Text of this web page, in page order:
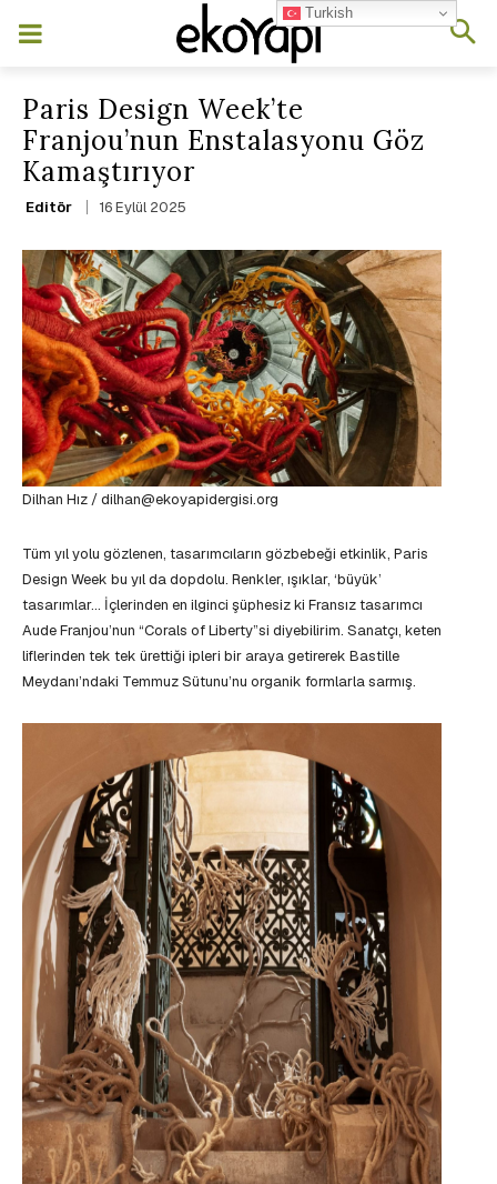
Paris Design Week’te
Franjou’nun Enstalasyonu Göz
Kamaştırıyor
Editör 16 Eylül 2025
Dilhan Hız / dilhan@ekoyapidergisi.org
Tüm yıl yolu gözlenen, tasarımcıların gözbebeği etkinlik, Paris
Design Week bu yıl da dopdolu. Renkler, ışıklar, ‘büyük’
tasarımlar… İçlerinden en ilginci şüphesiz ki Fransız tasarımcı
Aude Franjou’nun “Corals of Liberty”si diyebilirim. Sanatçı, keten
liflerinden tek tek ürettiği ipleri bir araya getirerek Bastille
Meydanı’ndaki Temmuz Sütunu’nu organik formlarla sarmış.
Turkish